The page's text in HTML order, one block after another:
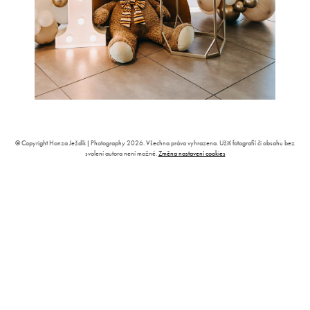
© Copyright Honza Ježdík | Photography 2026. Všechna práva vyhrazena. Užití fotografií či obsahu bez
svolení autora není možné.Změna nastavení cookies